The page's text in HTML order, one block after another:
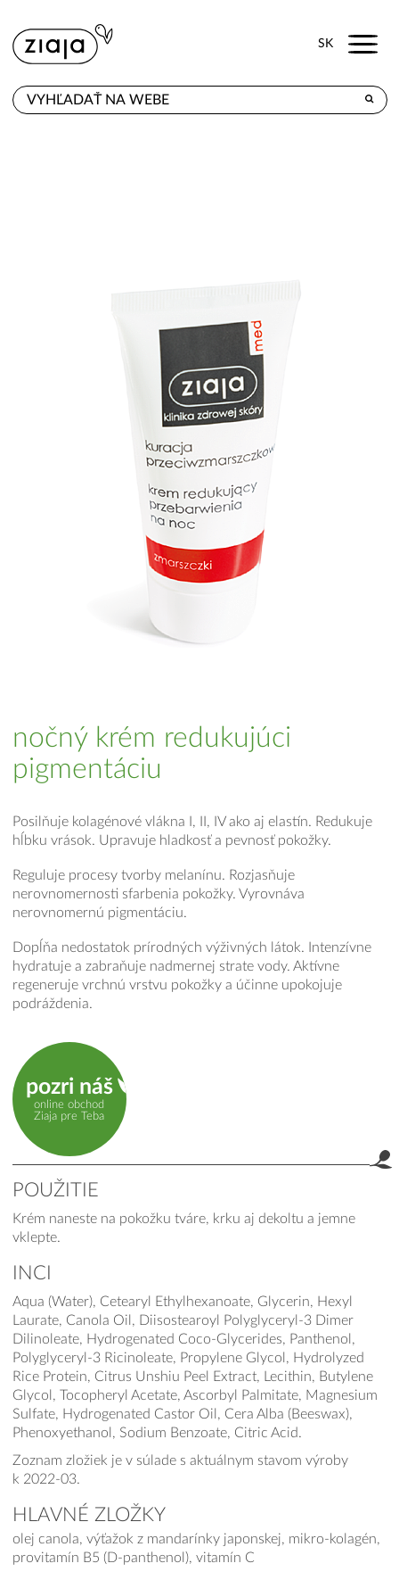
SK Menu
nočný krém redukujúci
pigmentáciu
Posilňuje kolagénové vlákna I, II, IV ako aj elastín. Redukuje
hĺbku vrások. Upravuje hladkosť a pevnosť pokožky.
Reguluje procesy tvorby melanínu. Rozjasňuje
nerovnomernosti sfarbenia pokožky. Vyrovnáva
nerovnomernú pigmentáciu.
Dopĺňa nedostatok prírodných výživných látok. Intenzívne
hydratuje a zabraňuje nadmernej strate vody. Aktívne
regeneruje vrchnú vrstvu pokožky a účinne upokojuje
podráždenia.
pozri náš
online obchod
Ziaja pre Teba
POUŽITIE
Krém naneste na pokožku tváre, krku aj dekoltu a jemne
vklepte.
INCI
Aqua (Water), Cetearyl Ethylhexanoate, Glycerin, Hexyl
Laurate, Canola Oil, Diisostearoyl Polyglyceryl-3 Dimer
Dilinoleate, Hydrogenated Coco-Glycerides, Panthenol,
Polyglyceryl-3 Ricinoleate, Propylene Glycol, Hydrolyzed
Rice Protein, Citrus Unshiu Peel Extract, Lecithin, Butylene
Glycol, Tocopheryl Acetate, Ascorbyl Palmitate, Magnesium
Sulfate, Hydrogenated Castor Oil, Cera Alba (Beeswax),
Phenoxyethanol, Sodium Benzoate, Citric Acid.
Zoznam zložiek je v súlade s aktuálnym stavom výroby
k 2022-03.
HLAVNÉ ZLOŽKY
olej canola, výťažok z mandarínky japonskej, mikro-kolagén,
provitamín B5 (D-panthenol), vitamín C